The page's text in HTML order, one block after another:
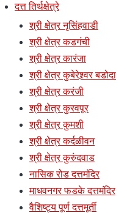
दत्त तिर्थक्षेत्रे
श्री क्षेत्र नृसिंहवाडी
श्री क्षेत्र कडगंची
श्री क्षेत्र कारंजा
श्री क्षेत्र कुबेरेश्र्वर बडोदा
श्री क्षेत्र करंजी
श्री क्षेत्र कुरवपूर
श्री क्षेत्र कुमशी
श्री क्षेत्र कर्दळीवन
श्री क्षेत्र कुरुंदवाड
नासिक रोड दत्तमंदिर
माधवनगर फडके दत्तमंदिर
वैशिष्ट्य पूर्ण दत्तमूर्ती